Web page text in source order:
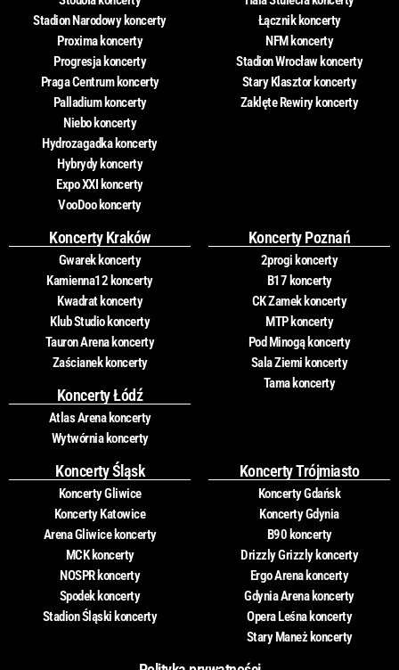
Stadion Narodowy koncerty
Proxima koncerty
Progresja koncerty
Praga Centrum koncerty
Palladium koncerty
Niebo koncerty
Hydrozagadka koncerty
Hybrydy koncerty
Expo XXI koncerty
VooDoo koncerty
Łącznik koncerty
NFM koncerty
Stadion Wrocław koncerty
Stary Klasztor koncerty
Zaklęte Rewiry koncerty
Koncerty Kraków
Gwarek koncerty
Kamienna12 koncerty
Kwadrat koncerty
Klub Studio koncerty
Tauron Arena koncerty
Zaścianek koncerty
Koncerty Łódź
Atlas Arena koncerty
Wytwórnia koncerty
Koncerty Poznań
2progi koncerty
B17 koncerty
CK Zamek koncerty
MTP koncerty
Pod Minogą koncerty
Sala Ziemi koncerty
Tama koncerty
Koncerty Śląsk
Koncerty Gliwice
Koncerty Katowice
Arena Gliwice koncerty
MCK koncerty
NOSPR koncerty
Spodek koncerty
Stadion Śląski koncerty
Koncerty Trójmiasto
Koncerty Gdańsk
Koncerty Gdynia
B90 koncerty
Drizzly Grizzly koncerty
Ergo Arena koncerty
Gdynia Arena koncerty
Opera Leśna koncerty
Stary Maneż koncerty